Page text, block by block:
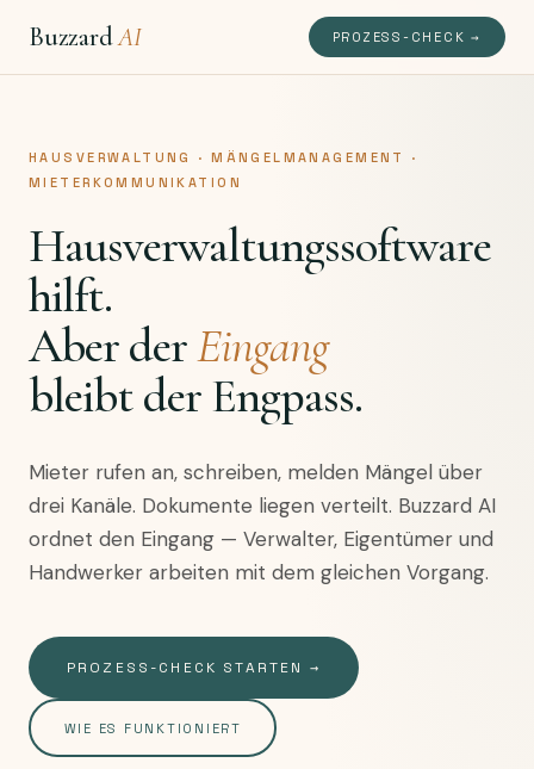
BuzzardAI PROZESS-CHECK →
HAUSVERWALTUNG · MÄNGELMANAGEMENT ·
MIETERKOMMUNIKATION
Hausverwaltungssoftware
hilft.
Aber derEingang
bleibt der Engpass.
Mieter rufen an, schreiben, melden Mängel über
drei Kanäle. Dokumente liegen verteilt. Buzzard AI
ordnet den Eingang — Verwalter, Eigentümer und
Handwerker arbeiten mit dem gleichen Vorgang.
PROZESS-CHECK STARTEN →
WIE ES FUNKTIONIERT